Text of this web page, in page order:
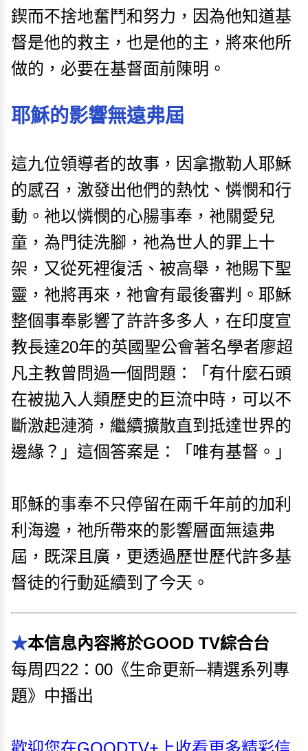
鍥而不捨地奮鬥和努力，因為他知道基
督是他的救主，也是他的主，將來他所
做的，必要在基督面前陳明。
耶穌的影響無遠弗屆
這九位領導者的故事，因拿撒勒人耶穌
的感召，激發出他們的熱忱、憐憫和行
動。祂以憐憫的心腸事奉，祂關愛兒
童，為門徒洗腳，祂為世人的罪上十
架，又從死裡復活、被高舉，祂賜下聖
靈，祂將再來，祂會有最後審判。耶穌
整個事奉影響了許許多多人，在印度宣
教長達20年的英國聖公會著名學者廖超
凡主教曾問過一個問題：「有什麼石頭
在被拋入人類歷史的巨流中時，可以不
斷激起漣漪，繼續擴散直到抵達世界的
邊緣？」這個答案是：「唯有基督。」
耶穌的事奉不只停留在兩千年前的加利
利海邊，祂所帶來的影響層面無遠弗
屆，既深且廣，更透過歷世歷代許多基
督徒的行動延續到了今天。
★本信息內容將於GOOD TV綜合台
每周四22：00《生命更新─精選系列專
題》中播出